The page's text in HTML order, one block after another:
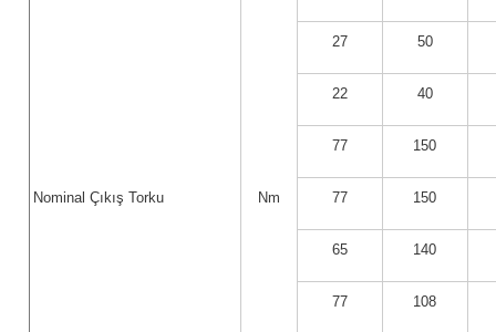
Nominal Çıkış Torku Nm
27 50
22 40
77 150
77 150
65 140
77 108